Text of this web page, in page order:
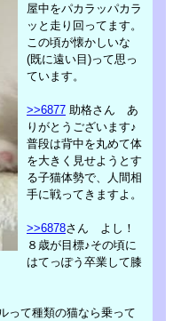
屋中をパカラッパカラ
ッと走り回ってます。
この頃が懐かしいな
(既に遠い目)って思っ
ています。
>>6877 助格さん あ
りがとうございます♪
普段は背中を丸めて体
を大きく見せようとす
る子猫体勢で、人間相
手に戦ってきますよ。
>>6878さん よし！
８歳が目標♪その頃に
はてっぽう卒業して膝
て種類の猫なら乗って